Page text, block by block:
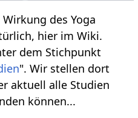
des Yoga
hier im Wiki.
dem Stichpunkt
". Wir stellen dort
aktuell alle Studien
können...